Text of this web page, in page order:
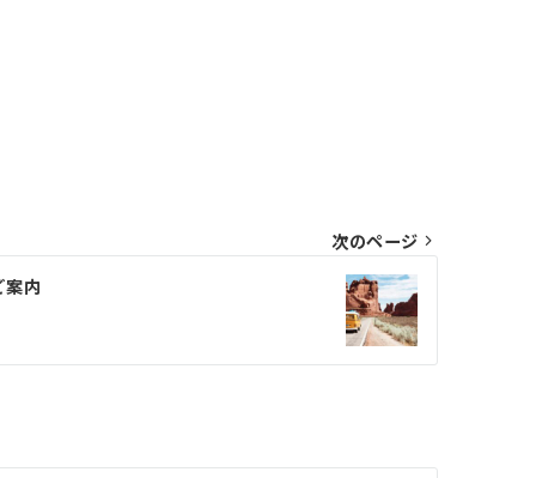
次のページ
案内